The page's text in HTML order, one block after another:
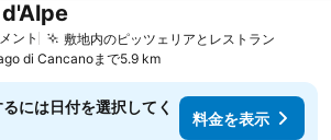
ント 敷地内のピッツェリアとレストラン
di Cancanoまで5.9 km
には日付を選択してく
料金を表示